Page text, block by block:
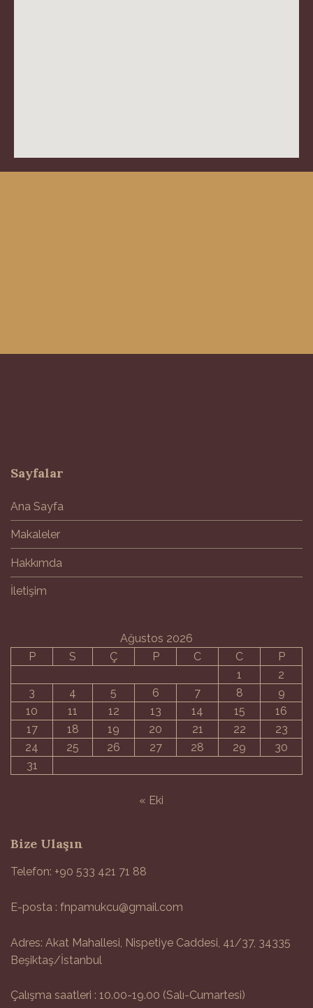
Sayfalar
Ana Sayfa
Makaleler
Hakkımda
İletişim
Ağustos 2026
P
S Ç P C C
P
1
2
3
4 5 6 7 8
9
10
11 12 13 14 15
16
17
18 19 20 21 22
23
24
25 26 27 28 29
30
31
« Eki
Bize Ulaşın
Telefon: +90 533 421 71 88
E-posta : fnpamukcu@gmail.com
Adres: Akat Mahallesi, Nispetiye Caddesi, 41/37, 34335
Beşiktaş/İstanbul
Çalışma saatleri : 10.00-19.00 (Salı-Cumartesi)